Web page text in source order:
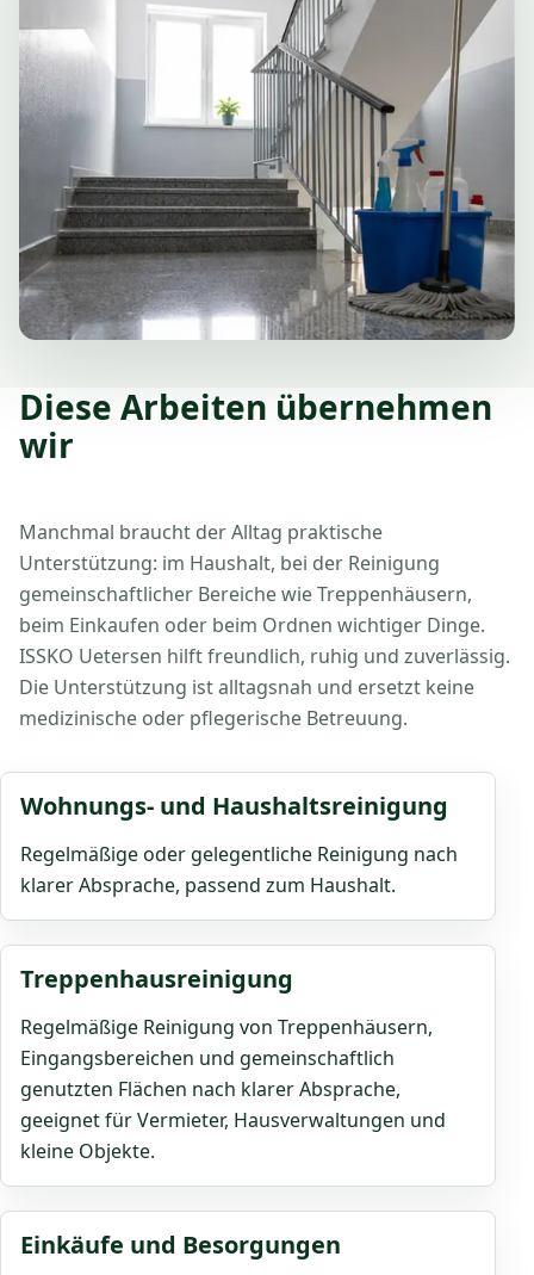
Diese Arbeiten übernehmen
wir
Manchmal braucht der Alltag praktische
Unterstützung: im Haushalt, bei der Reinigung
gemeinschaftlicher Bereiche wie Treppenhäusern,
beim Einkaufen oder beim Ordnen wichtiger Dinge.
ISSKO Uetersen hilft freundlich, ruhig und zuverlässig.
Die Unterstützung ist alltagsnah und ersetzt keine
medizinische oder pflegerische Betreuung.
Wohnungs- und Haushaltsreinigung
Regelmäßige oder gelegentliche Reinigung nach
klarer Absprache, passend zum Haushalt.
Treppenhausreinigung
Regelmäßige Reinigung von Treppenhäusern,
Eingangsbereichen und gemeinschaftlich
genutzten Flächen nach klarer Absprache,
geeignet für Vermieter, Hausverwaltungen und
kleine Objekte.
Einkäufe und Besorgungen